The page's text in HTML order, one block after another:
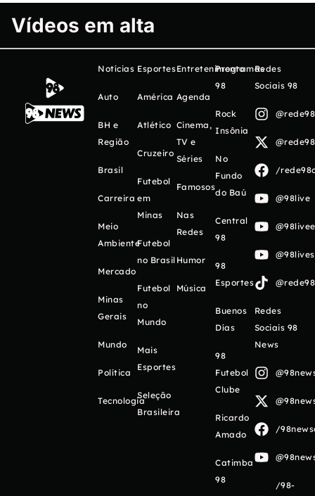
Vídeos em alta
Notícias
Auto
BH e
Região
Brasil
Carreira
Meio
Ambiente
Mercado
Minas
Gerais
Mundo
Política
Tecnologia
Esportes
América
Atlético
Cruzeiro
Futebol
em
Minas
Futebol
no Brasil
Futebol
no
Mundo
Mais
Esportes
Seleção
Brasileira
Entretenimento
Agenda
Cinema,
TV e
Séries
Famosos
Nas
Redes
Humor
Música
Programas
98
Rock
Insônia
No
Fundo
do Baú
Central
98
98
Esportes
Buenos
Días
98
Futebol
Clube
Ricardo
Amado
Catimba
98
Redes
Sociais 98
/
@98live
Redes
Sociais 98
News
/
/98-